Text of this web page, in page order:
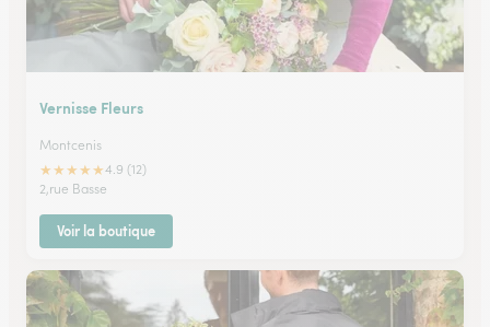
Vernisse Fleurs
Montcenis
★★★★★4.9 (12)
2,rue Basse
Voir la boutique